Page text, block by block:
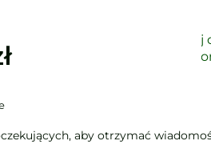
dodaj
aby otrzymać